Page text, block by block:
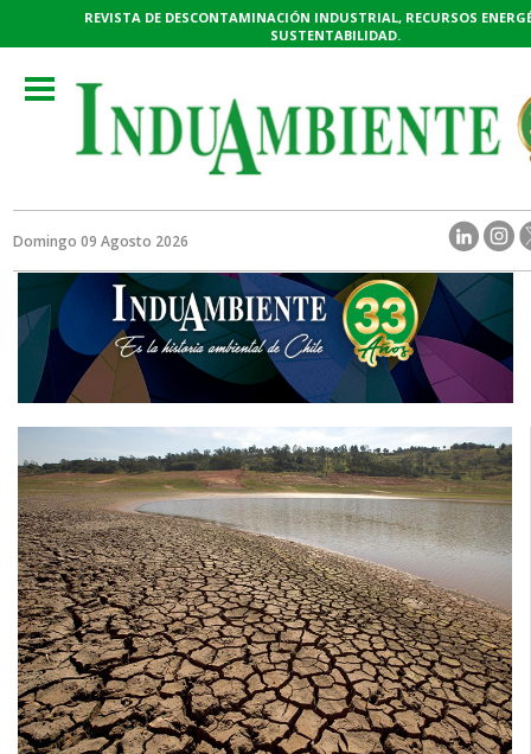
REVISTA DE DESCONTAMINACIÓN INDUSTRIAL, RECURSOS
SUSTENTABILIDAD.
Toggle
navigation
Domingo 09 Agosto 2026